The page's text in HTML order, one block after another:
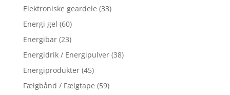
Elektroniske geardele (33)
Energi gel (60)
Energibar (23)
Energidrik / Energipulver (38)
Energiprodukter (45)
Fælgbånd / Fælgtape (59)